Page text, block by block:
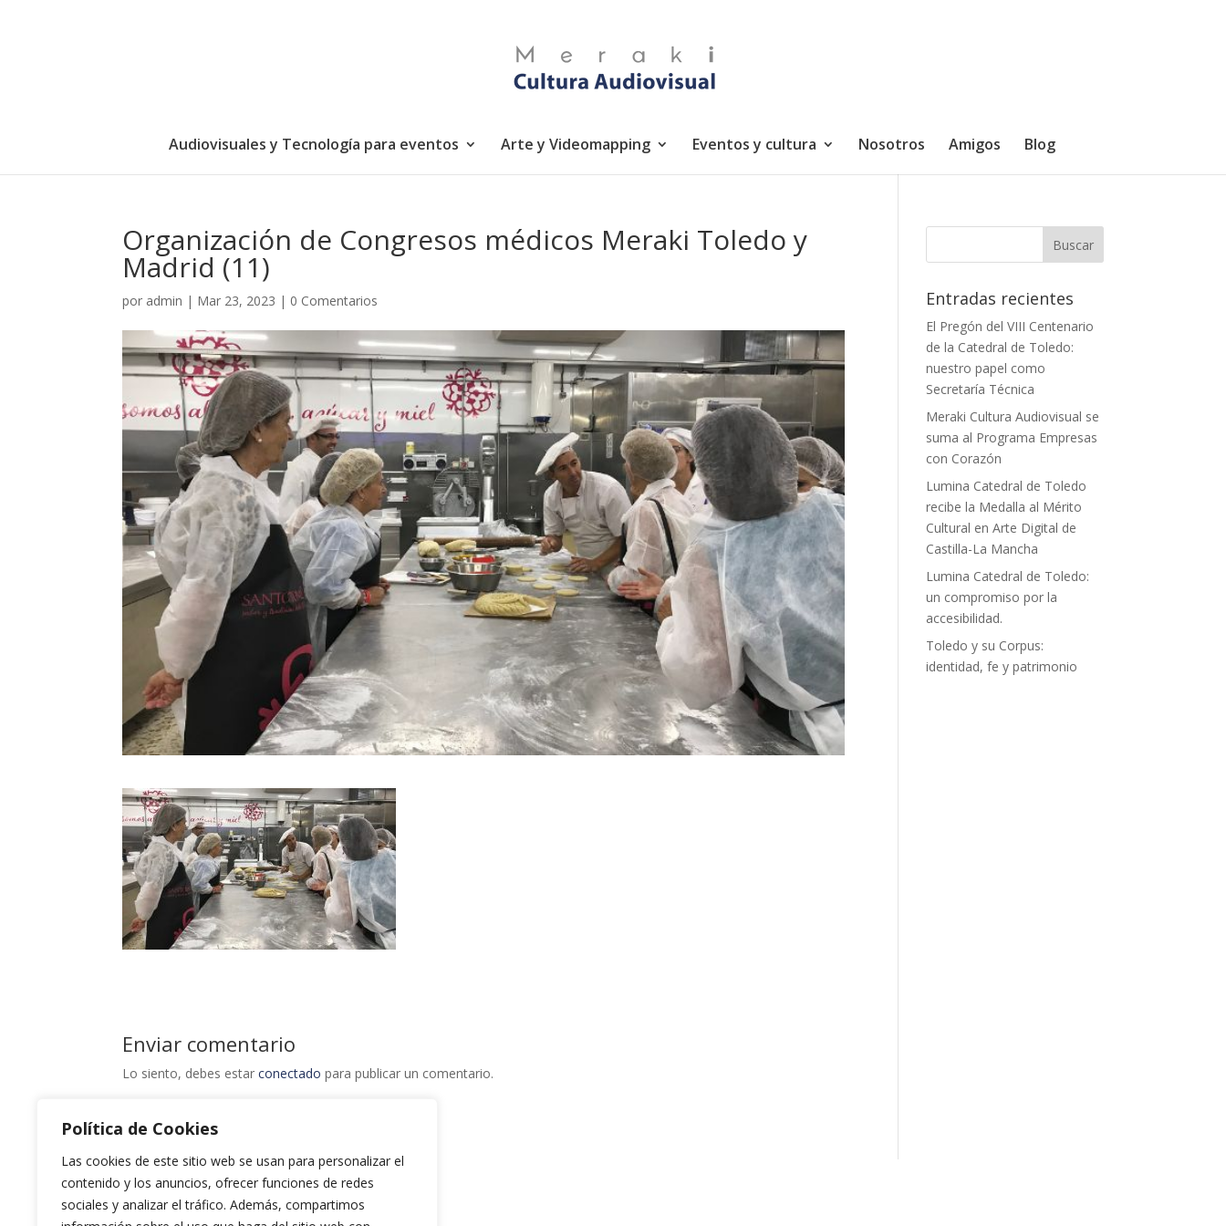
Política de Cookies
Las cookies de este sitio web se usan para personalizar el
contenido y los anuncios, ofrecer funciones de redes
sociales y analizar el tráfico. Además, compartimos
Audiovisuales y Tecnología para eventos Arte y Videomapping Eventos y cultura Nosotros Amigos Blog
Organización de Congresos médicos Meraki Toledo y
Madrid (11)
por admin | Mar 23, 2023 | 0 Comentarios
Enviar comentario
Lo siento, debes estarconectado para publicar un comentario.
Entradas recientes
El Pregón del VIII Centenario
de la Catedral de Toledo:
nuestro papel como
Secretaría Técnica
Meraki Cultura Audiovisual se
suma al Programa Empresas
con Corazón
Lumina Catedral de Toledo
recibe la Medalla al Mérito
Cultural en Arte Digital de
Castilla-La Mancha
Lumina Catedral de Toledo:
un compromiso por la
accesibilidad.
Toledo y su Corpus:
identidad, fe y patrimonio